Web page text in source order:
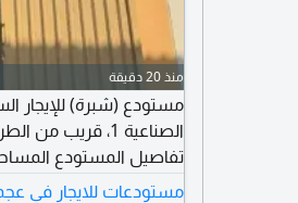
منذ 20 دقيقة
الصناعية 1،
مستودعات للايجار في